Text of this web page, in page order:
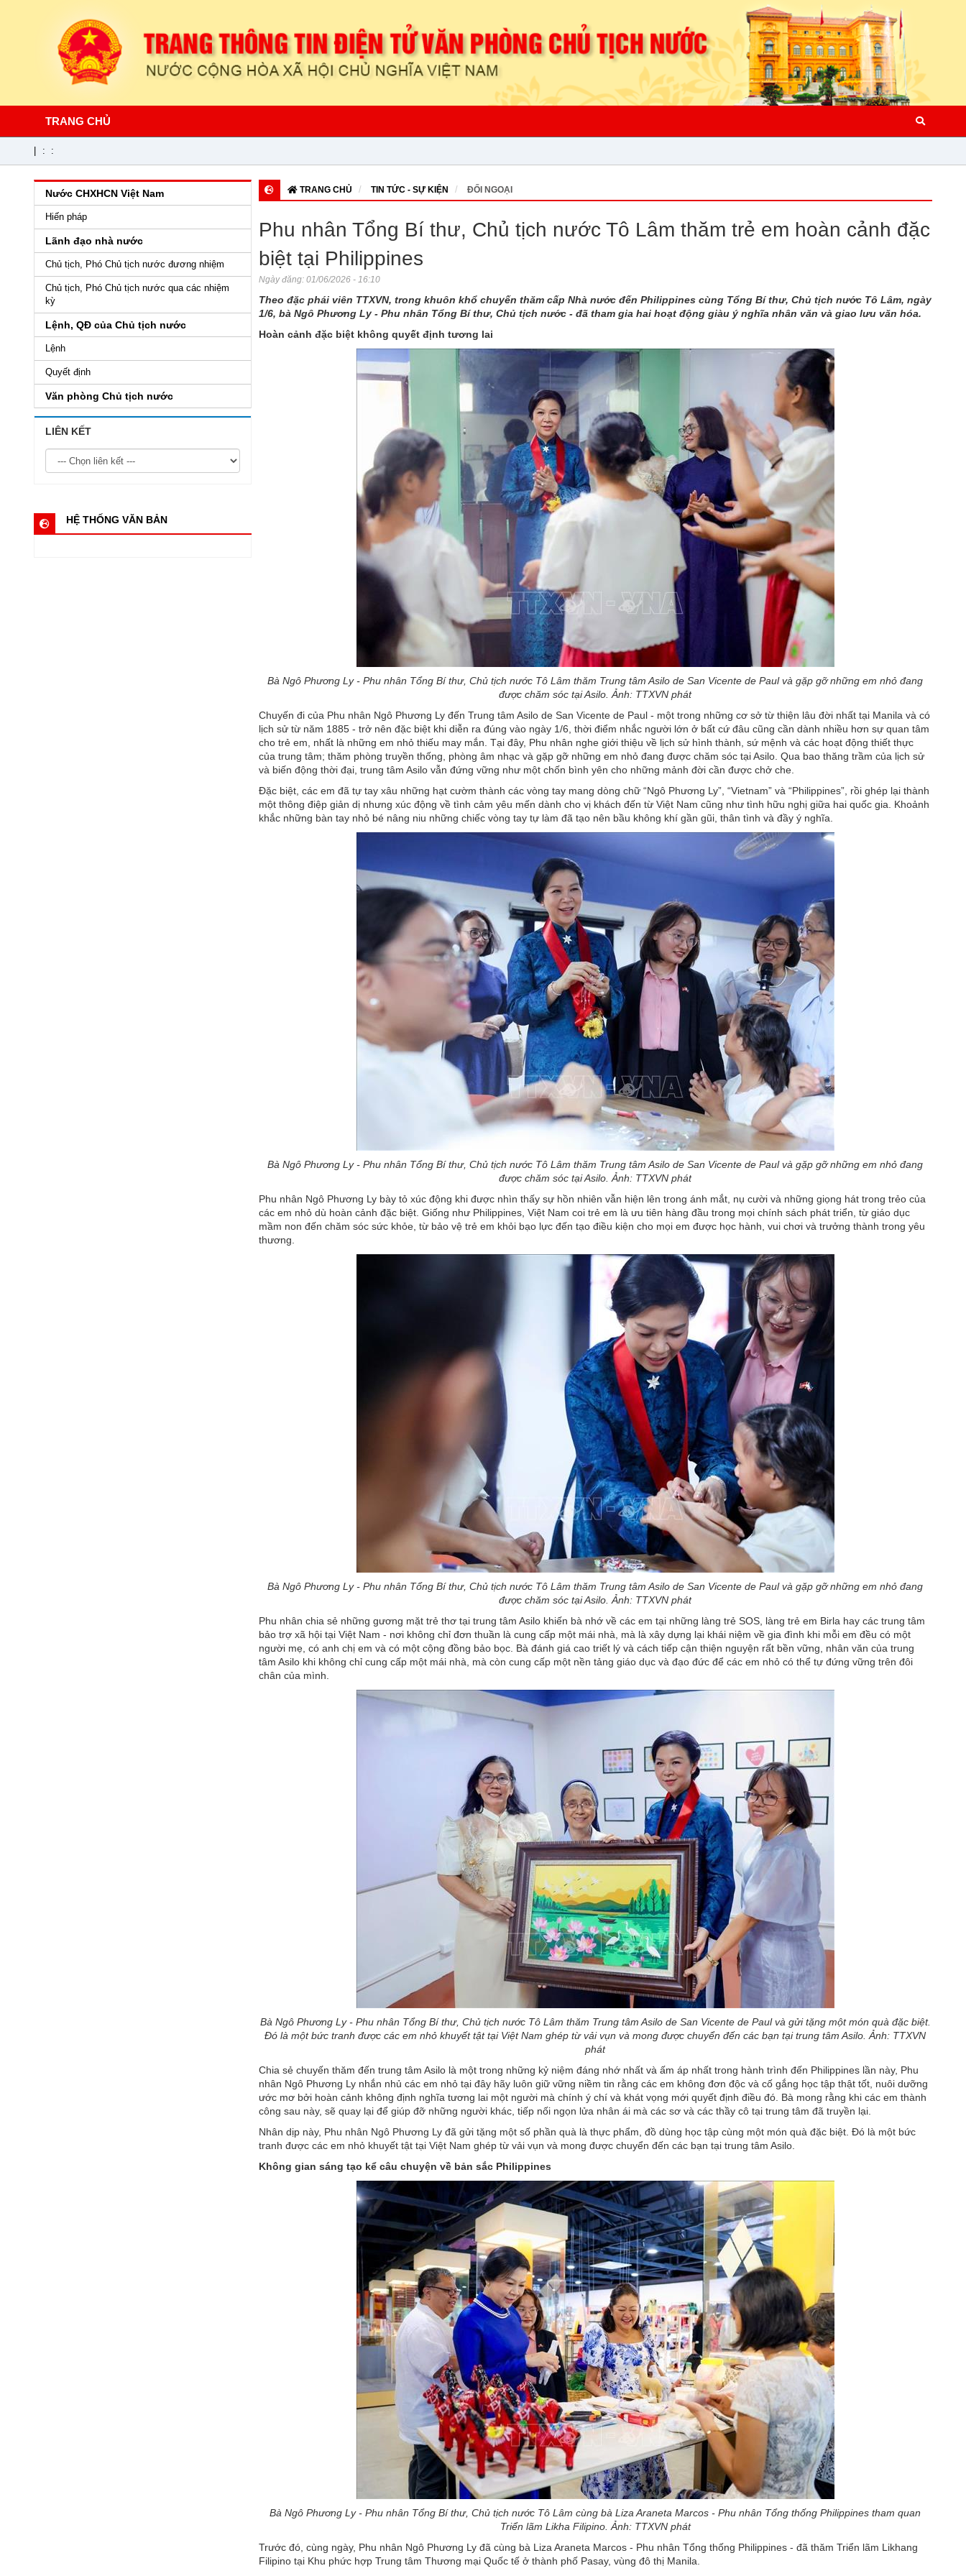
TRANG CHỦ
: :
TRANG CHỦ TIN TỨC - SỰ KIỆN ĐỐI NGOẠI
Phu nhân Tổng Bí thư, Chủ tịch nước Tô Lâm thăm trẻ em hoàn cảnh đặc
biệt tại Philippines
Ngày đăng:01/06/2026 - 16:10
Theo đặc phái viên TTXVN, trong khuôn khổ chuyến thăm cấp Nhà nước đến Philippines cùng Tổng Bí thư, Chủ tịch nước Tô Lâm, ngày
1/6, bà Ngô Phương Ly - Phu nhân Tổng Bí thư, Chủ tịch nước - đã tham gia hai hoạt động giàu ý nghĩa nhân văn và giao lưu văn hóa.
Hoàn cảnh đặc biệt không quyết định tương lai
Bà Ngô Phương Ly - Phu nhân Tổng Bí thư, Chủ tịch nước Tô Lâm thăm Trung tâm Asilo de San Vicente de Paul và gặp gỡ những em nhỏ đang
được chăm sóc tại Asilo. Ảnh: TTXVN phát
Chuyến đi của Phu nhân Ngô Phương Ly đến Trung tâm Asilo de San Vicente de Paul - một trong những cơ sở từ thiện lâu đời nhất tại Manila và có
lịch sử từ năm 1885 - trở nên đặc biệt khi diễn ra đúng vào ngày 1/6, thời điểm nhắc người lớn ở bất cứ đâu cũng cần dành nhiều hơn sự quan tâm
cho trẻ em, nhất là những em nhỏ thiếu may mắn. Tại đây, Phu nhân nghe giới thiệu về lịch sử hình thành, sứ mệnh và các hoạt động thiết thực
của trung tâm; thăm phòng truyền thống, phòng âm nhạc và gặp gỡ những em nhỏ đang được chăm sóc tại Asilo. Qua bao thăng trầm của lịch sử
và biến động thời đại, trung tâm Asilo vẫn đứng vững như một chốn bình yên cho những mảnh đời cần được chở che.
Đặc biệt, các em đã tự tay xâu những hạt cườm thành các vòng tay mang dòng chữ “Ngô Phương Ly”, “Vietnam” và “Philippines”, rồi ghép lại thành
một thông điệp giản dị nhưng xúc động về tình cảm yêu mến dành cho vị khách đến từ Việt Nam cũng như tình hữu nghị giữa hai quốc gia. Khoảnh
khắc những bàn tay nhỏ bé nâng niu những chiếc vòng tay tự làm đã tạo nên bầu không khí gần gũi, thân tình và đầy ý nghĩa.
Bà Ngô Phương Ly - Phu nhân Tổng Bí thư, Chủ tịch nước Tô Lâm thăm Trung tâm Asilo de San Vicente de Paul và gặp gỡ những em nhỏ đang
được chăm sóc tại Asilo. Ảnh: TTXVN phát
Phu nhân Ngô Phương Ly bày tỏ xúc động khi được nhìn thấy sự hồn nhiên vẫn hiện lên trong ánh mắt, nụ cười và những giọng hát trong trẻo của
các em nhỏ dù hoàn cảnh đặc biệt. Giống như Philippines, Việt Nam coi trẻ em là ưu tiên hàng đầu trong mọi chính sách phát triển, từ giáo dục
mầm non đến chăm sóc sức khỏe, từ bảo vệ trẻ em khỏi bạo lực đến tạo điều kiện cho mọi em được học hành, vui chơi và trưởng thành trong yêu
thương.
Bà Ngô Phương Ly - Phu nhân Tổng Bí thư, Chủ tịch nước Tô Lâm thăm Trung tâm Asilo de San Vicente de Paul và gặp gỡ những em nhỏ đang
được chăm sóc tại Asilo. Ảnh: TTXVN phát
Phu nhân chia sẻ những gương mặt trẻ thơ tại trung tâm Asilo khiến bà nhớ về các em tại những làng trẻ SOS, làng trẻ em Birla hay các trung tâm
bảo trợ xã hội tại Việt Nam - nơi không chỉ đơn thuần là cung cấp một mái nhà, mà là xây dựng lại khái niệm về gia đình khi mỗi em đều có một
người mẹ, có anh chị em và có một cộng đồng bảo bọc. Bà đánh giá cao triết lý và cách tiếp cận thiện nguyện rất bền vững, nhân văn của trung
tâm Asilo khi không chỉ cung cấp một mái nhà, mà còn cung cấp một nền tảng giáo dục và đạo đức để các em nhỏ có thể tự đứng vững trên đôi
chân của mình.
Bà Ngô Phương Ly - Phu nhân Tổng Bí thư, Chủ tịch nước Tô Lâm thăm Trung tâm Asilo de San Vicente de Paul và gửi tặng một món quà đặc biệt.
Đó là một bức tranh được các em nhỏ khuyết tật tại Việt Nam ghép từ vải vụn và mong được chuyển đến các bạn tại trung tâm Asilo. Ảnh: TTXVN
phát
Chia sẻ chuyến thăm đến trung tâm Asilo là một trong những kỷ niệm đáng nhớ nhất và ấm áp nhất trong hành trình đến Philippines lần này, Phu
nhân Ngô Phương Ly nhắn nhủ các em nhỏ tại đây hãy luôn giữ vững niềm tin rằng các em không đơn độc và cố gắng học tập thật tốt, nuôi dưỡng
ước mơ bởi hoàn cảnh không định nghĩa tương lai một người mà chính ý chí và khát vọng mới quyết định điều đó. Bà mong rằng khi các em thành
công sau này, sẽ quay lại để giúp đỡ những người khác, tiếp nối ngọn lửa nhân ái mà các sơ và các thầy cô tại trung tâm đã truyền lại.
Nhân dịp này, Phu nhân Ngô Phương Ly đã gửi tặng một số phần quà là thực phẩm, đồ dùng học tập cùng một món quà đặc biệt. Đó là một bức
tranh được các em nhỏ khuyết tật tại Việt Nam ghép từ vải vụn và mong được chuyển đến các bạn tại trung tâm Asilo.
Không gian sáng tạo kể câu chuyện về bản sắc Philippines
Bà Ngô Phương Ly - Phu nhân Tổng Bí thư, Chủ tịch nước Tô Lâm cùng bà Liza Araneta Marcos - Phu nhân Tổng thống Philippines tham quan
Triển lãm Likha Filipino. Ảnh: TTXVN phát
Trước đó, cùng ngày, Phu nhân Ngô Phương Ly đã cùng bà Liza Araneta Marcos - Phu nhân Tổng thống Philippines - đã thăm Triển lãm Likhang
Filipino tại Khu phức hợp Trung tâm Thương mại Quốc tế ở thành phố Pasay, vùng đô thị Manila.
Nước CHXHCN Việt Nam
Hiến pháp
Lãnh đạo nhà nước
Chủ tịch, Phó Chủ tịch nước đương nhiệm
Chủ tịch, Phó Chủ tịch nước qua các nhiệm
kỳ
Lệnh, QĐ của Chủ tịch nước
Lệnh
Quyết định
Văn phòng Chủ tịch nước
LIÊN KẾT
HỆ THỐNG VĂN BẢN